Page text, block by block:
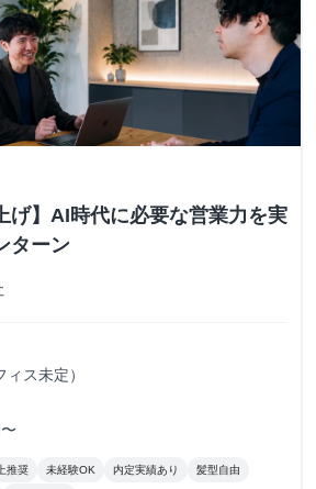
げ】AI時代に必要な営業力を実
ターン
ス未定）
推奨 未経験OK 内定実績あり 髪型自由